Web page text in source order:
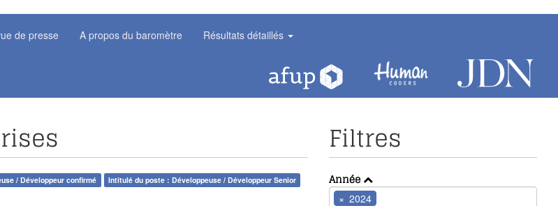
de presse A propos du baromètre Résultats détaillés
/ Développeur confirmé
Intitulé du poste : Développeuse / Développeur Senior
Filtres
Année
× 2024